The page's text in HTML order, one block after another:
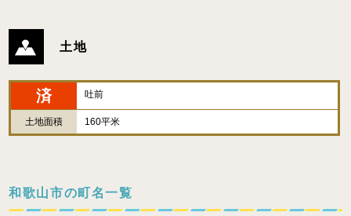
土地
済 吐前
土地面積 160平米
和歌山市の町名一覧